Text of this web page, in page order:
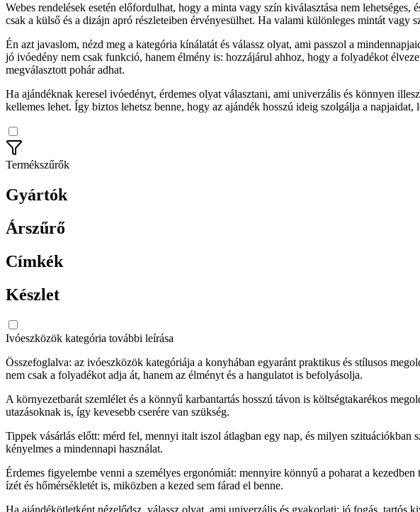
Webes rendelések esetén előfordulhat, hogy a minta vagy szín kiválasztása nem
csak a külső és a dizájn apró részleteiben érvényesülhet. Ha valami különleges mintát
Én azt javaslom, nézd meg a kategória kínálatát és válassz olyat, ami passzol a
jó ivóedény nem csak funkció, hanem élmény is: hozzájárul ahhoz, hogy a folyadékot
megválasztott pohár adhat.
Ha ajándéknak keresel ivóedényt, érdemes olyat választani, ami univerzális és könnyen
kellemes lehet. Így biztos lehetsz benne, hogy az ajándék hosszú ideig szolgálja a
Termékszűrők
Gyártók
Árszűrő
Címkék
Készlet
Ivóeszközök kategória további leírása
Összefoglalva: az ivóeszközök kategóriája a konyhában egyaránt praktikus és stílusos
nem csak a folyadékot adja át, hanem az élményt és a hangulatot is befolyásolja.
A környezetbarát szemlélet és a könnyű karbantartás hosszú távon is költségtakarékos
utazásoknak is, így kevesebb cserére van szükség.
Tippek vásárlás előtt: mérd fel, mennyi italt iszol átlagban egy nap, és milyen
kényelmes a mindennapi használat.
Érdemes figyelembe venni a személyes ergonómiát: mennyire könnyű a poharat a
ízét és hőmérsékletét is, miközben a kezed sem fárad el benne.